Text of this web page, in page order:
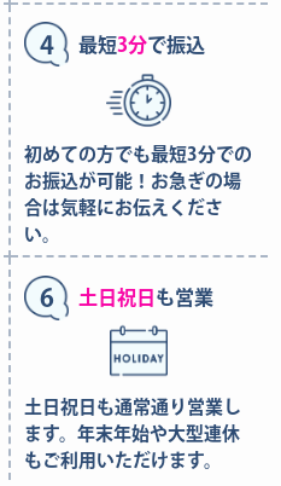
4 最短3分で振込
初めての方でも最短3分での
お振込が可能！お急ぎの場
合は気軽にお伝えくださ
い。
6 土日祝日 も営業
土日祝日も通常通り営業し
ます。年末年始や大型連休
もご利用いただけます。